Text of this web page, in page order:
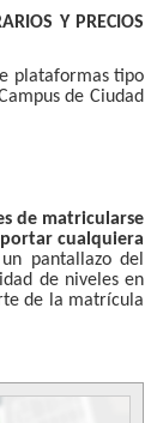
Y PRECIOS
plataformas tipo
de Ciudad
de matricularse
cualquiera
pantallazo del
de niveles en
de la matrícula